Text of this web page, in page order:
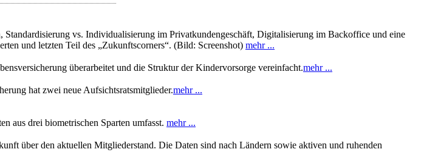
Standardisierung vs. Individualisierung im Privatkundengeschäft, Digitalisierung im Backoffice und eine
und letzten Teil des „Zukunftscorners“. (Bild: Screenshot) mehr ...
überarbeitet und die Struktur der Kindervorsorge vereinfacht.mehr ...
hat zwei neue Aufsichtsratsmitglieder.mehr ...
aus drei biometrischen Sparten umfasst. mehr ...
über den aktuellen Mitgliederstand. Die Daten sind nach Ländern sowie aktiven und ruhenden